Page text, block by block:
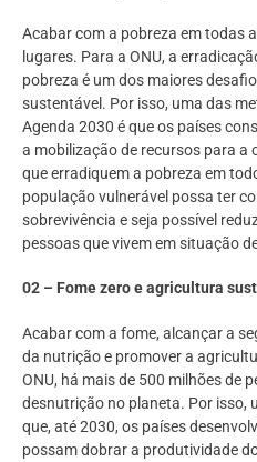
Acabar com a pobreza em todas
lugares. Para a ONU, a
pobreza é um dos maiores
sustentável. Por isso, uma das
Agenda 2030 é que os países
a mobilização de recursos para a
que erradiquem a pobreza em
população vulnerável possa ter
sobrevivência e seja possível
pessoas que vivem em situação
02 – Fome zero e agricultura
Acabar com a fome, alcançar a
da nutrição e promover a
ONU, há mais de 500 milhões de
desnutrição no planeta. Por isso,
que, até 2030, os países
possam dobrar a produtividade